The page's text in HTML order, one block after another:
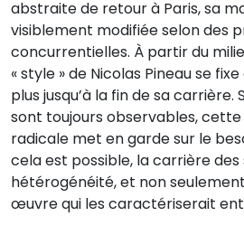
abstraite de retour à Paris, sa
visiblement modifiée selon des
concurrentielles. À partir du
« style » de Nicolas Pineau se
plus jusqu’à la fin de sa carrière.
sont toujours observables, cette
radicale met en garde sur le
cela est possible, la carrière
hétérogénéité, et non
œuvre qui les caractériserait